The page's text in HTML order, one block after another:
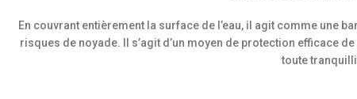
En couvrant entièrement la surface de l’eau, il agit comme une
risques de noyade. Il s’agit d’un moyen de protection efficace
toute